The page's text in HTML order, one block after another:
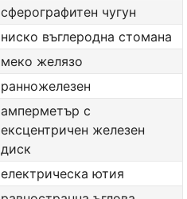
сферографитен чугун
ниско въглеродна стомана
меко желязо
ранножелезен
амперметър с
ексцентричен железен
диск
електрическа ютия